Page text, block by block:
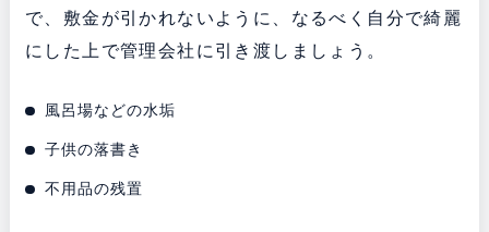
で、敷金が引かれないように、なるべく自分で綺麗
にした上で管理会社に引き渡しましょう。
風呂場などの水垢
子供の落書き
不用品の残置